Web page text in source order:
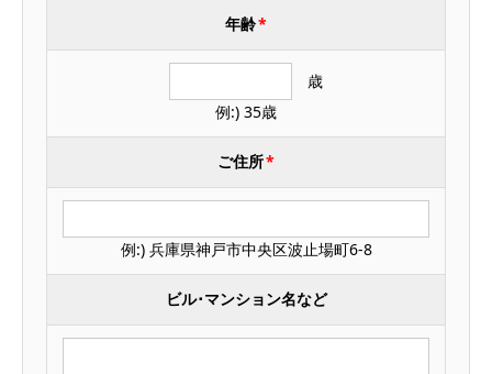
年齢*
歳
例:) 35歳
ご住所*
例:) 兵庫県神戸市中央区波止場町6-8
ビル･マンション名など